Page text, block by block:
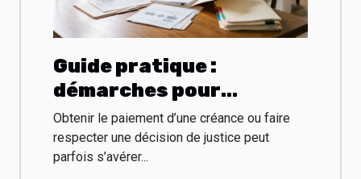
Guide pratique :
démarches pour
l’exécution judiciaire via
un huissier
Obtenir le paiement d’une créance ou faire
respecter une décision de justice peut
parfois s’avérer...